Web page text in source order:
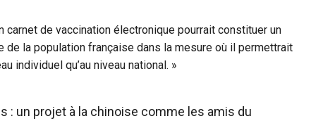
carnet de vaccination électronique pourrait constituer un
de la population française dans la mesure où il permettrait
individuel qu’au niveau national. »
: un projet à la chinoise comme les amis du